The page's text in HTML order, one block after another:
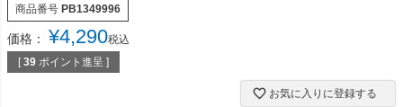
商品番号 PB1349996
価格： ¥4,290税込
[ 39 ポイント進呈 ]
お気に入りに登録する